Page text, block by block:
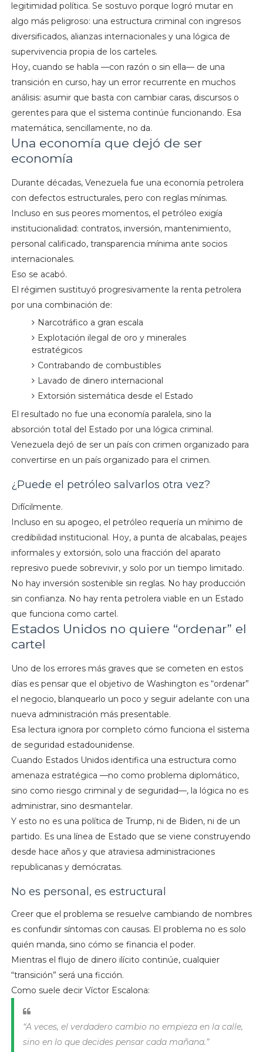
legitimidad política. Se sostuvo porque logró mutar en
algo más peligroso: una estructura criminal con ingresos
diversificados, alianzas internacionales y una lógica de
supervivencia propia de los carteles.
Hoy, cuando se habla —con razón o sin ella— de una
transición en curso, hay un error recurrente en muchos
análisis: asumir que basta con cambiar caras, discursos o
gerentes para que el sistema continúe funcionando. Esa
matemática, sencillamente, no da.
Una economía que dejó de ser
economía
Durante décadas, Venezuela fue una economía petrolera
con defectos estructurales, pero con reglas mínimas.
Incluso en sus peores momentos, el petróleo exigía
institucionalidad: contratos, inversión, mantenimiento,
personal calificado, transparencia mínima ante socios
internacionales.
Eso se acabó.
El régimen sustituyó progresivamente la renta petrolera
por una combinación de:
Narcotráfico a gran escala
Explotación ilegal de oro y minerales
estratégicos
Contrabando de combustibles
Lavado de dinero internacional
Extorsión sistemática desde el Estado
El resultado no fue una economía paralela, sino la
absorción total del Estado por una lógica criminal.
Venezuela dejó de ser un país con crimen organizado para
convertirse en un país organizado para el crimen.
¿Puede el petróleo salvarlos otra vez?
Difícilmente.
Incluso en su apogeo, el petróleo requería un mínimo de
credibilidad institucional. Hoy, a punta de alcabalas, peajes
informales y extorsión, solo una fracción del aparato
represivo puede sobrevivir, y solo por un tiempo limitado.
No hay inversión sostenible sin reglas. No hay producción
sin confianza. No hay renta petrolera viable en un Estado
que funciona como cartel.
Estados Unidos no quiere “ordenar” el
cartel
Uno de los errores más graves que se cometen en estos
días es pensar que el objetivo de Washington es “ordenar”
el negocio, blanquearlo un poco y seguir adelante con una
nueva administración más presentable.
Esa lectura ignora por completo cómo funciona el sistema
de seguridad estadounidense.
Cuando Estados Unidos identifica una estructura como
amenaza estratégica —no como problema diplomático,
sino como riesgo criminal y de seguridad—, la lógica no es
administrar, sino desmantelar.
Y esto no es una política de Trump, ni de Biden, ni de un
partido. Es una línea de Estado que se viene construyendo
desde hace años y que atraviesa administraciones
republicanas y demócratas.
No es personal, es estructural
Creer que el problema se resuelve cambiando de nombres
es confundir síntomas con causas. El problema no es solo
quién manda, sino cómo se financia el poder.
Mientras el flujo de dinero ilícito continúe, cualquier
“transición” será una ficción.
Como suele decir Víctor Escalona:
“A veces, el verdadero cambio no empieza en la calle,
sino en lo que decides pensar cada mañana.”